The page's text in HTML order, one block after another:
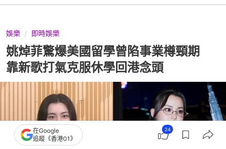
娛樂 即時娛樂
姚焯菲驚爆美國留學曾陷事業樽頸期
靠新歌打氣克服休學回港念頭
在Google
追蹤《香港01》
24